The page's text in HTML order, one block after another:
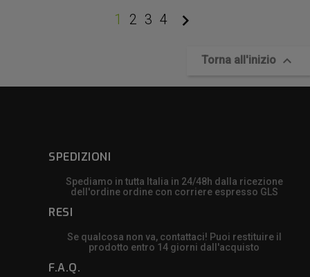
1 2 3 4 
Torna all'inizio 
SPEDIZIONI
Spediamo in tutta Italia in 24/48h dalla ricezione
dell'ordine ordine con corriere espresso GLS
RESI
Se qualcosa non va, contattaci! Puoi restituire il
prodotto entro 14 giorni dall'acquisto
F.A.Q.